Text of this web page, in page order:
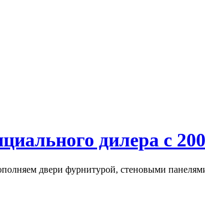
дилера с
двери фурнитурой, стеновыми